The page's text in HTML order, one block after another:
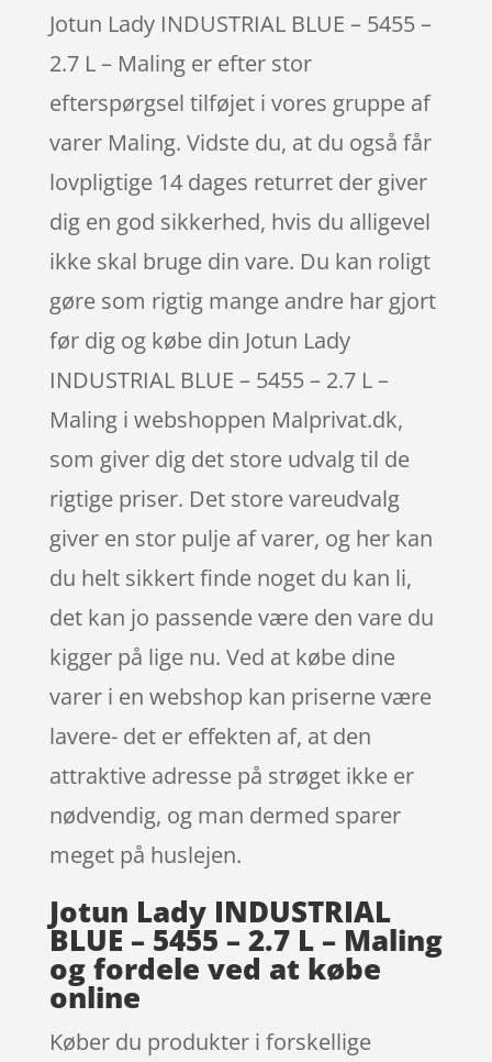
Jotun Lady INDUSTRIAL BLUE – 5455 –
2.7 L – Maling er efter stor
efterspørgsel tilføjet i vores gruppe af
varer Maling. Vidste du, at du også får
lovpligtige 14 dages returret der giver
dig en god sikkerhed, hvis du alligevel
ikke skal bruge din vare. Du kan roligt
gøre som rigtig mange andre har gjort
før dig og købe din Jotun Lady
INDUSTRIAL BLUE – 5455 – 2.7 L –
Maling i webshoppen Malprivat.dk,
som giver dig det store udvalg til de
rigtige priser. Det store vareudvalg
giver en stor pulje af varer, og her kan
du helt sikkert finde noget du kan li,
det kan jo passende være den vare du
kigger på lige nu. Ved at købe dine
varer i en webshop kan priserne være
lavere- det er effekten af, at den
attraktive adresse på strøget ikke er
nødvendig, og man dermed sparer
meget på huslejen.
Jotun Lady INDUSTRIAL
BLUE – 5455 – 2.7 L – Maling
og fordele ved at købe
online
Køber du produkter i forskellige